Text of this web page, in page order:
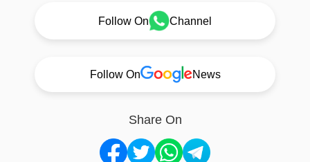
Follow On Channel
Follow On News
Share On